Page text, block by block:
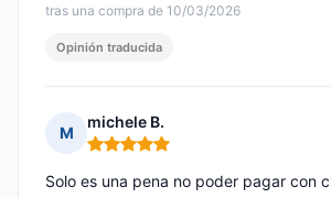
tras una compra de 10/03/2026
Opinión traducida
M
michele B.
Nota: 5 de 5
Solo es una pena no poder pagar con